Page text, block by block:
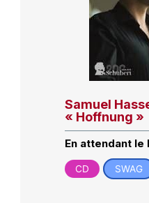
Samuel
« Hoffnung »
En attendant
CD SWAG